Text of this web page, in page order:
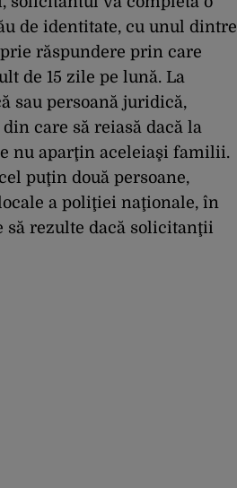
de identitate, cu unul dintre
răspundere prin care
de 15 zile pe lună. La
sau persoană juridică,
care să reiasă dacă la
nu aparţin aceleiaşi familii.
puţin două persoane,
a poliţiei naţionale, în
rezulte dacă solicitanţii